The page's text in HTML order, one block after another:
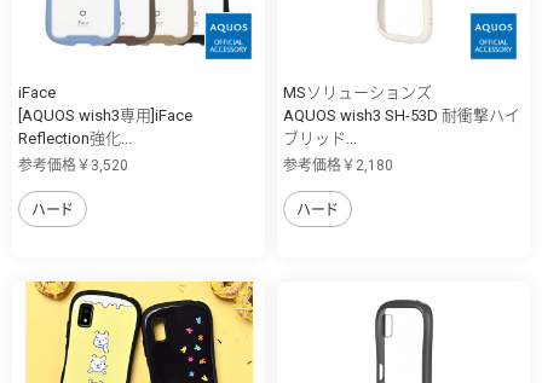
iFace
[AQUOS wish3専用]iFace
Reflection強化...
参考価格￥3,520
ハード
MSソリューションズ
AQUOS wish3 SH-53D 耐衝撃ハイ
ブリッド...
参考価格￥2,180
ハード